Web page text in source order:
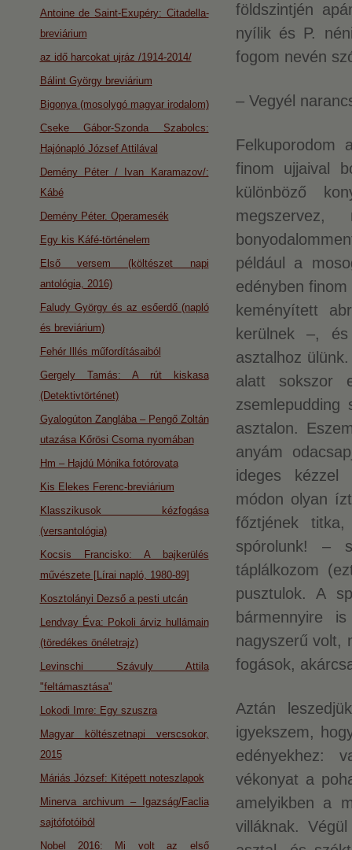
földszintjén
nyílik és P.
fogom nevén
– Vegyél
Felkuporodom
finom ujjaival
különböző
például a
edényben
keményített
kerülnek –,
asztalhoz
alatt sokszor
asztalon.
anyám
ideges kézzel
módon olyan
főztjének
spórolunk! –
táplálkozom
pusztulok. A
bármennyire
nagyszerű volt,
fogások,
Aztán
igyekszem,
edényekhez:
vékonyat a
amelyikben a
villáknak.
Antoine de Saint-Exupéry: Citadella-
breviárium
az idő harcokat ujráz /1914-2014/
Bálint György breviárium
Bigonya (mosolygó magyar irodalom)
Cseke Gábor-Szonda Szabolcs:
Hajónapló József Attilával
Demény Péter / Ivan Karamazov/:
Kábé
Demény Péter. Operamesék
Egy kis Káfé-történelem
Első versem (költészet napi
antológia, 2016)
Faludy György és az esőerdő (napló
és breviárium)
Fehér Illés műfordításaiból
Gergely Tamás: A rút kiskasa
(Detektivtörténet)
Gyalogúton Zanglába – Pengő Zoltán
utazása Kőrösi Csoma nyomában
Hm – Hajdú Mónika fotórovata
Kis Elekes Ferenc-breviárium
Klasszikusok kézfogása
(versantológia)
Kocsis Francisko: A bajkerülés
művészete [Lírai napló, 1980-89]
Kosztolányi Dezső a pesti utcán
Lendvay Éva: Pokoli árviz hullámain
(töredékes önéletrajz)
Levinschi Szávuly Attila
"feltámasztása"
Lokodi Imre: Egy szuszra
Magyar költészetnapi verscsokor,
2015
Máriás József: Kitépett noteszlapok
Minerva archivum – Igazság/Faclia
sajtófotóiból
Nobel 2016: Mi volt az első